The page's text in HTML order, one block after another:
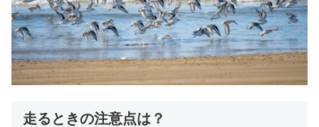
走るときの注意点は？